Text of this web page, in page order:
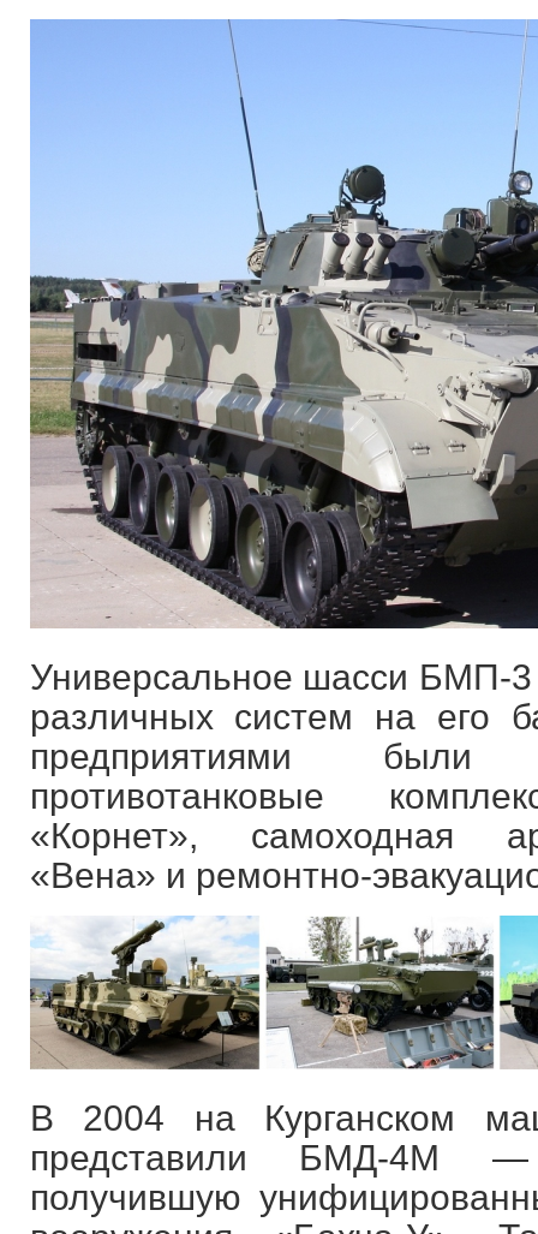
Универсальное шасси БМП-3
различных систем на его
предприятиями были
противотанковые
«Корнет», самоходная
«Вена» и ремонтно-
В 2004 на Курганском
представили БМД-4М
получившую